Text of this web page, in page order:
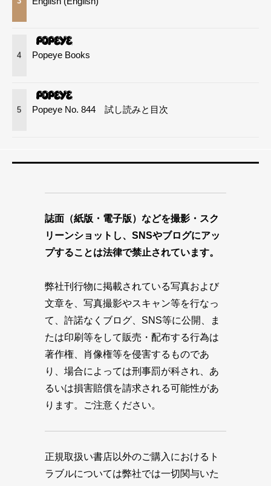
4 Popeye Books
5 Popeye No. 844 試し読みと目次
誌面（紙版・電子版）などを撮影・スク
リーンショットし、SNSやブログにアッ
プすることは法律で禁止されています。
弊社刊行物に掲載されている写真および
文章を、写真撮影やスキャン等を行なっ
て、許諾なくブログ、SNS等に公開、ま
たは印刷等をして販売・配布する行為は
著作権、肖像権等を侵害するものであ
り、場合によっては刑事罰が科され、あ
るいは損害賠償を請求される可能性があ
ります。ご注意ください。
正規取扱い書店以外のご購入におけるト
ラブルについては弊社では一切関与いた